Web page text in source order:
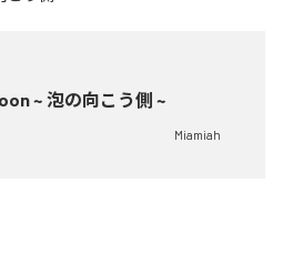
~ 泡の向こう側 ~
Miamiah